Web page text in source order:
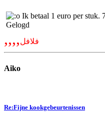
Ik betaal 1 euro per stuk.
Gelogd
,,,,فلافل
Aiko
Re:Fijne kookgebeurtenissen